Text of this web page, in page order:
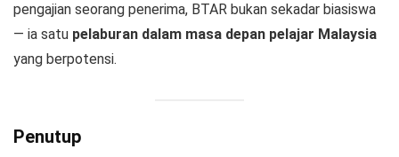
pengajian seorang penerima, BTAR bukan sekadar biasiswa
— ia satu pelaburan dalam masa depan pelajar Malaysia
yang berpotensi.
Penutup